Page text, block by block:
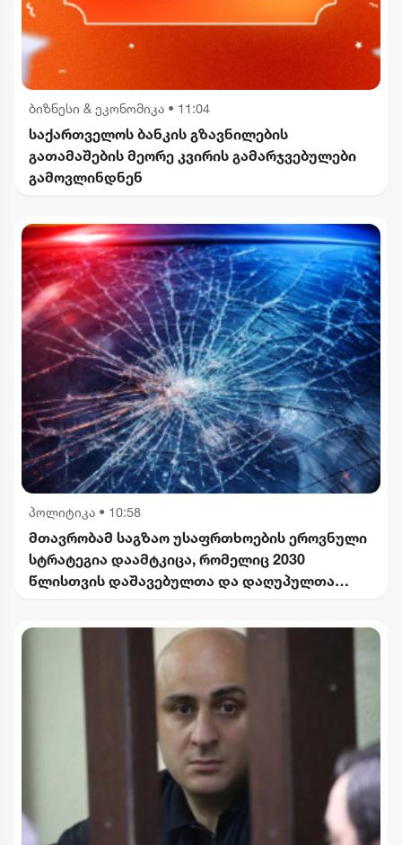
ბიზნესი & ეკონომიკა • 11:04
საქართველოს ბანკის გზავნილების
გათამაშების მეორე კვირის გამარჯვებულები
გამოვლინდნენ
პოლიტიკა • 10:58
მთავრობამ საგზაო უსაფრთხოების ეროვნული
სტრატეგია დაამტკიცა, რომელიც 2030
წლისთვის დაშავებულთა და დაღუპულთა
ითვალისწინებს